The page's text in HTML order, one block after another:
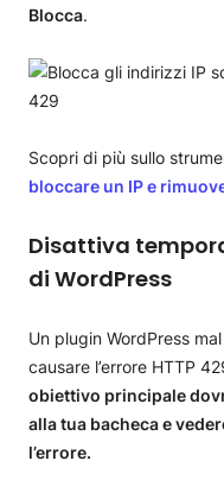
Blocca.
Scopri di più sullo
bloccare un IP e
Disattiva
di WordPress
Un plugin WordPress
causare l’errore HTTP
obiettivo principale
alla tua bacheca e
l’errore.